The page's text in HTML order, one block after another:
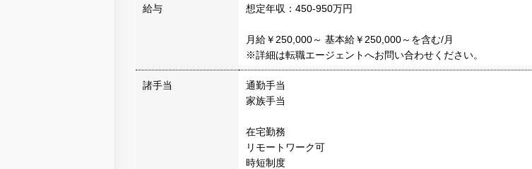
給与 想定年収：450-950万円
月給￥250,000～ 基本給￥250,000～を含む/月
※詳細は転職エージェントへお問い合わせください。
諸手当
通勤手当
家族手当
在宅勤務
リモートワーク可
時短制度